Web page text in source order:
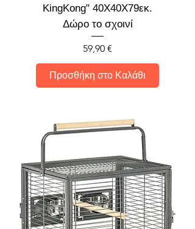
KingKong" 40X40X79εκ.
Δώρο το σχοινί
Τιμή
59,90 €
Προσθήκη στο Καλάθι